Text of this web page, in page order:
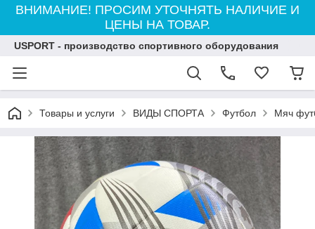
ВНИМАНИЕ! ПРОСИМ УТОЧНЯТЬ НАЛИЧИЕ И
ЦЕНЫ НА ТОВАР.
USPORT - производство спортивного оборудования
Товары и услуги ВИДЫ СПОРТА Футбол Мяч